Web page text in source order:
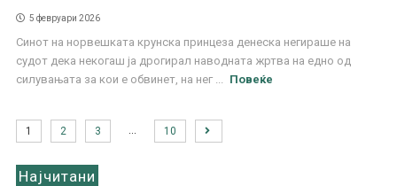
5 февруари 2026
Синот на норвешката крунска принцеза денеска негираше на
судот дека некогаш ја дрогирал наводната жртва на едно од
силувањата за кои е обвинет, на нег ...
Повеќе
1 2 3 10
Најчитани